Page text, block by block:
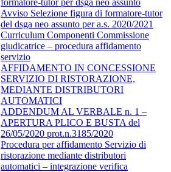
formatore-tutor per dsga neo assunto
Avviso Selezione figura di formatore-tutor
del dsga neo assunto per a.s. 2020/2021
Curriculum Componenti Commissione
giudicatrice – procedura affidamento
servizio
AFFIDAMENTO IN CONCESSIONE
SERVIZIO DI RISTORAZIONE,
MEDIANTE DISTRIBUTORI
AUTOMATICI
ADDENDUM AL VERBALE n. 1 –
APERTURA PLICO E BUSTA del
26/05/2020 prot.n.3185/2020
Procedura per affidamento Servizio di
ristorazione mediante distributori
automatici – integrazione verifica